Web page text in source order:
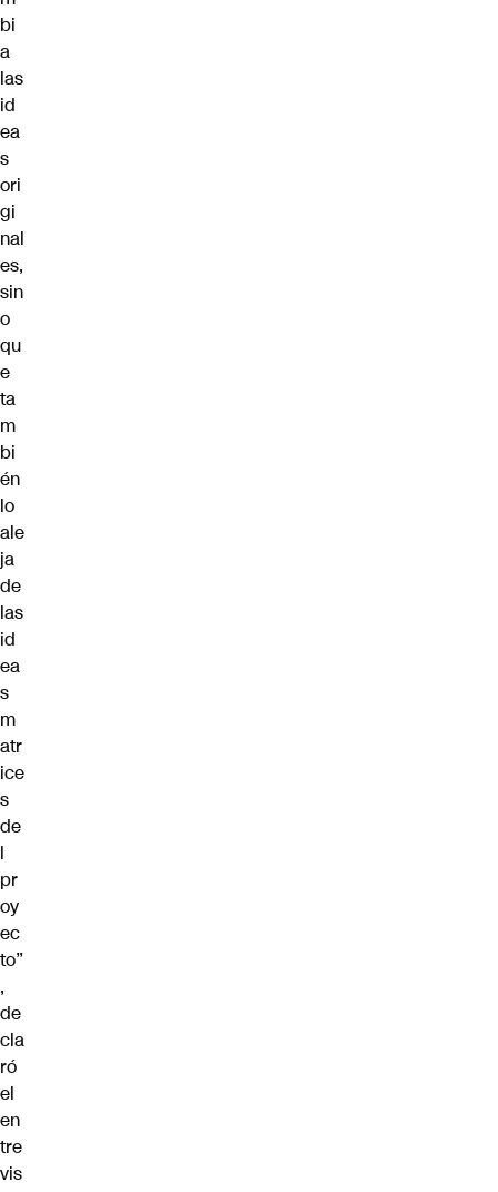
bi
a
las
id
ea
s
ori
gi
nal
es,
sin
o
qu
e
ta
m
bi
én
lo
ale
ja
de
las
id
ea
s
m
atr
ice
s
de
l
pr
oy
ec
to”
,
de
cla
ró
el
en
tre
vis